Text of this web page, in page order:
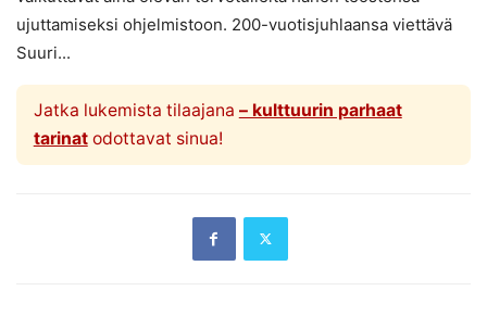
ujuttamiseksi ohjelmistoon. 200-vuotisjuhlaansa viettävä
Suuri...
Jatka lukemista tilaajana – kulttuurin parhaat
tarinatodottavat sinua!